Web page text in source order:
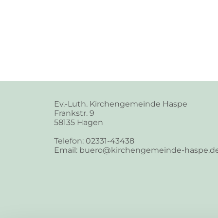
Ev.-Luth. Kirchengemeinde Haspe
Frankstr. 9
58135 Hagen
Telefon: 02331-43438
Email: buero@kirchengemeinde-